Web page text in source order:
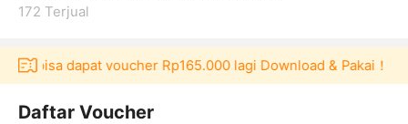
172 Terjual
bisa dapat voucher Rp165.000 lagi Download & Pakai！
Daftar Voucher